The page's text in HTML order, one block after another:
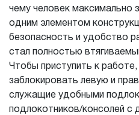
чему человек
одним элементом
безопасность и удобство
стал полностью
Чтобы приступить к
заблокировать левую и
служащие удобными
подлокотников/консолей с